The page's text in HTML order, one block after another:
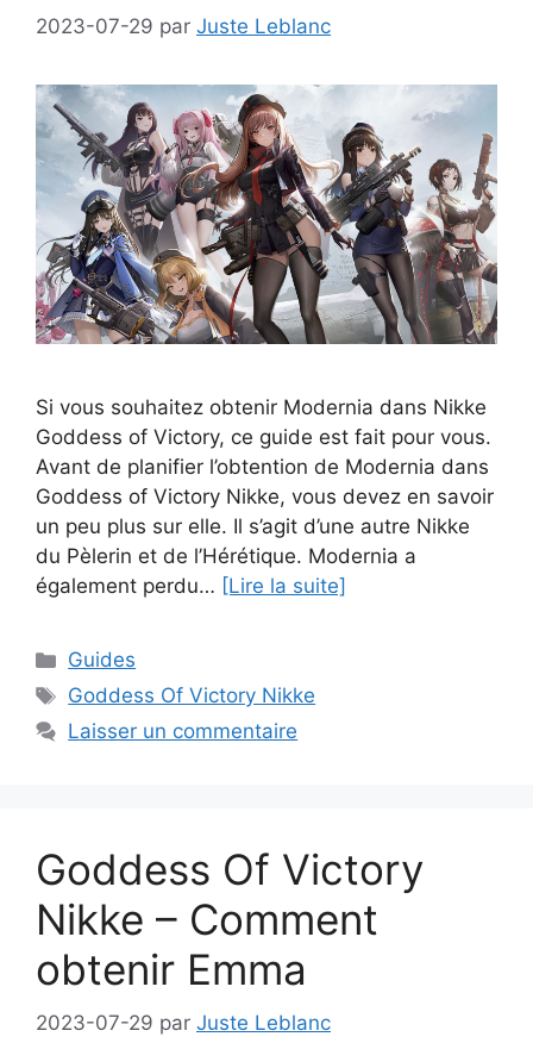
2023-07-29 par Juste Leblanc
Si vous souhaitez obtenir Modernia dans Nikke
Goddess of Victory, ce guide est fait pour vous.
Avant de planifier l’obtention de Modernia dans
Goddess of Victory Nikke, vous devez en savoir
un peu plus sur elle. Il s’agit d’une autre Nikke
du Pèlerin et de l’Hérétique. Modernia a
également perdu… [Lire la suite]
Catégories
Guides
Étiquettes
Goddess Of Victory Nikke
Laisser un commentaire
Goddess Of Victory
Nikke – Comment
obtenir Emma
2023-07-29 par Juste Leblanc